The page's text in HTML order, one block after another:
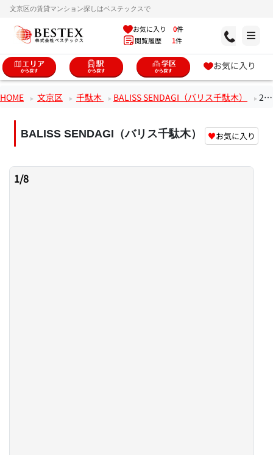
文京区の賃貸マンション探しはベステックスで
お気に入り 0件
閲覧履歴 1件
お気に入り
HOME 文京区 千駄木 BALISS SENDAGI（バリス千駄木） 2階1Kのお部屋
BALISS SENDAGI（バリス千駄木） ♥お気に入り
1/8